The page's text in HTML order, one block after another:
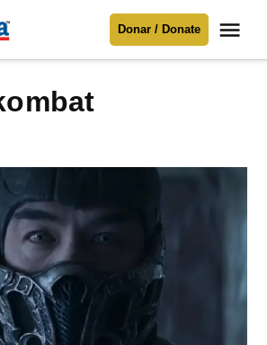
informado necesitamos
Noticia
Donar / Donate